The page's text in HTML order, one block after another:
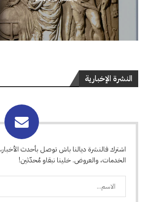
النشرة الإخبارية
اشترك فالنشرة ديالنا باش توصل بأحدث الأخبار،
الخدمات، والعروض. خلينا نبقاو مُحدّثين!